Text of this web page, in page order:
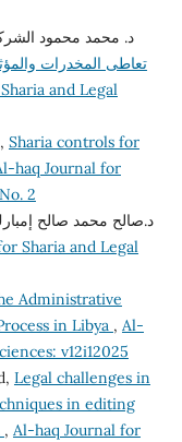
د. محمد محمود
تعاطى المخدرات
and Legal
Sharia controls for
haq Journal for
2
د.صالح محمد صالح
Sharia and Legal
Administrative
in Libya , Al-
v12i12025
Legal challenges in
in editing
, Al-haq Journal for